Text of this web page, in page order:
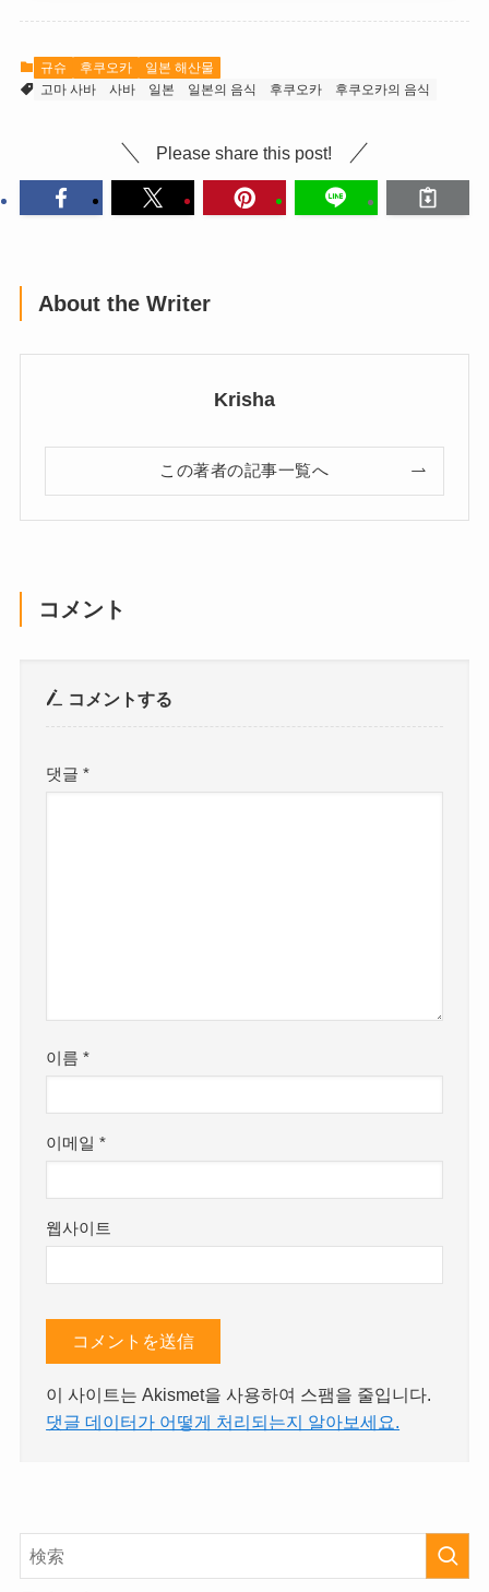
규슈 후쿠오카
일본 해산물
고마 사바
사바 일본 일본의 음식 후쿠오카 후쿠오카의 음식
Please share this post!
About the Writer
Krisha
この著者の記事一覧へ
コメント
コメントする
댓글*
이름*
이메일*
웹사이트
이 사이트는 Akismet을 사용하여 스팸을 줄입니다.
댓글 데이터가 어떻게 처리되는지 알아보세요.